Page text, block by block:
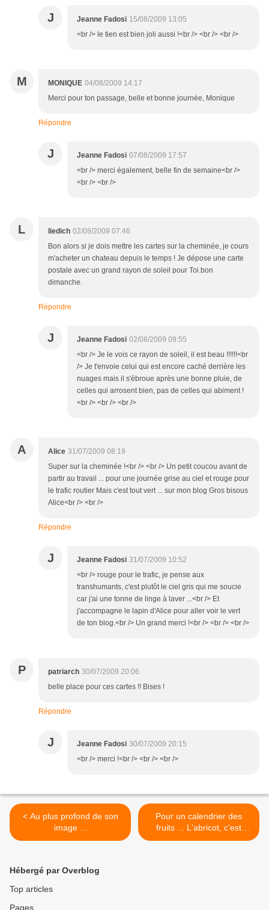
J Jeanne Fadosi 15/08/2009 13:05
<br /> le tien est bien joli aussi !<br /> <br /> <br />
M MONIQUE 04/08/2009 14:17
Merci pour ton passage, belle et bonne journée, Monique
Répondre
J Jeanne Fadosi 07/08/2009 17:57
<br /> merci également, belle fin de semaine<br />
<br /> <br />
L liedich 02/08/2009 07:46
Bon alors si je dois mettre les cartes sur la cheminée, je cours
m'acheter un chateau depuis le temps ! Je dépose une carte
postale avec un grand rayon de soleil pour Toi.bon
dimanche.
Répondre
J Jeanne Fadosi 02/08/2009 09:55
<br /> Je le vois ce rayon de soleil, il est beau !!!!!!<br
/> Je t'envoie celui qui est encore caché derrière les
nuages mais il s'ébroue après une bonne pluie, de
celles qui arrosent bien, pas de celles qui abiment !
<br /> <br /> <br />
A Alice 31/07/2009 08:19
Super sur la cheminée !<br /> <br /> Un petit coucou avant de
partir au travail ... pour une journée grise au ciel et rouge pour
le trafic routier Mais c'est tout vert ... sur mon blog Gros bisous
Alice<br /> <br />
Répondre
J Jeanne Fadosi 31/07/2009 10:52
<br /> rouge pour le trafic, je pense aux
transhumants, c'est plutôt le ciel gris qui me soucie
car j'ai une tonne de linge à laver ...<br /> Et
j'accompagne le lapin d'Alice pour aller voir le vert
de ton blog.<br /> Un grand merci !<br /> <br /> <br />
P patriarch 30/07/2009 20:06
belle place pour ces cartes !! Bises !
Répondre
J Jeanne Fadosi 30/07/2009 20:15
<br /> merci !<br /> <br /> <br />
< Au plus profond de son
image ...
Pour un calendrier des
fruits ... L'abricot, c'est
maintenant >
Hébergé par Overblog
Top articles
Pages